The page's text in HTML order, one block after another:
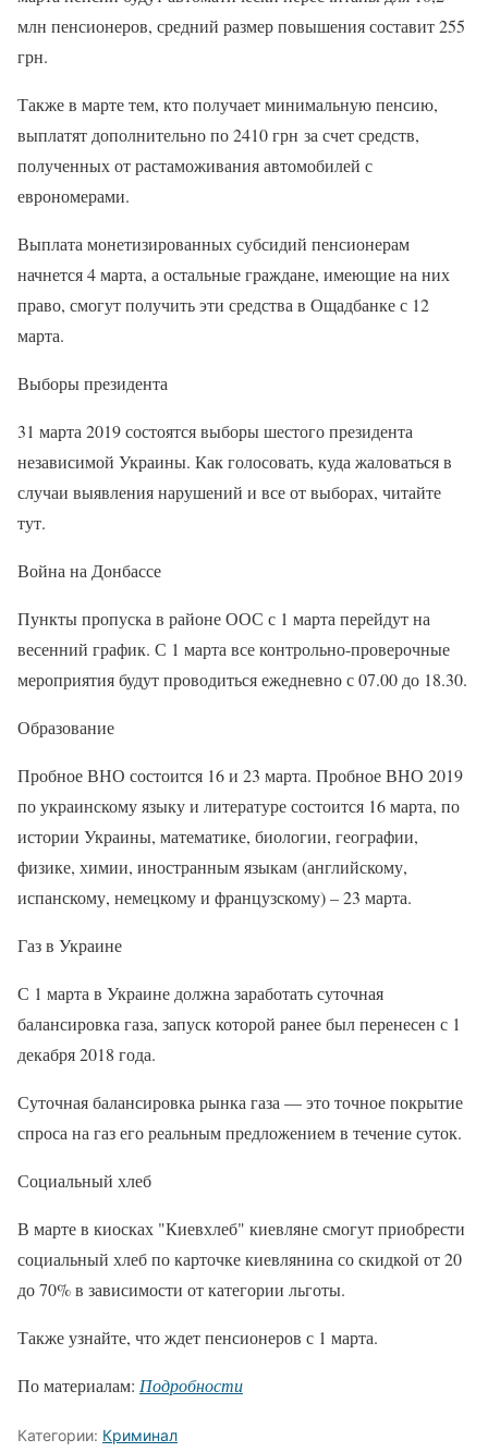
млн пенсионеров, средний размер повышения составит 255
грн.
Также в марте тем, кто получает минимальную пенсию,
выплатят дополнительно по 2410 грн за счет средств,
полученных от растаможивания автомобилей с
еврономерами.
Выплата монетизированных субсидий пенсионерам
начнется 4 марта, а остальные граждане, имеющие на них
право, смогут получить эти средства в Ощадбанке с 12
марта.
Выборы президента
31 марта 2019 состоятся выборы шестого президента
независимой Украины. Как голосовать, куда жаловаться в
случаи выявления нарушений и все от выборах, читайте
тут.
Война на Донбассе
Пункты пропуска в районе ООС с 1 марта перейдут на
весенний график. С 1 марта все контрольно-проверочные
мероприятия будут проводиться ежедневно с 07.00 до 18.30.
Образование
Пробное ВНО состоится 16 и 23 марта. Пробное ВНО 2019
по украинскому языку и литературе состоится 16 марта, по
истории Украины, математике, биологии, географии,
физике, химии, иностранным языкам (английскому,
испанскому, немецкому и французскому) – 23 марта.
Газ в Украине
С 1 марта в Украине должна заработать суточная
балансировка газа, запуск которой ранее был перенесен с 1
декабря 2018 года.
Суточная балансировка рынка газа — это точное покрытие
спроса на газ его реальным предложением в течение суток.
Социальный хлеб
В марте в киосках "Киевхлеб" киевляне смогут приобрести
социальный хлеб по карточке киевлянина со скидкой от 20
до 70% в зависимости от категории льготы.
Также узнайте, что ждет пенсионеров с 1 марта.
По материалам: Подробности
Категории: Криминал